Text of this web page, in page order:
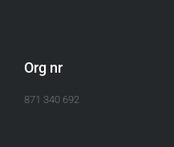
Org nr
871 340 692